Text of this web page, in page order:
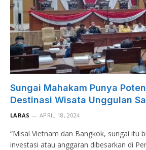
Sungai Mahakam Punya
Destinasi Wisata Unggulan
LARAS APRIL 18, 2024
“Misal Vietnam dan Bangkok, sungai itu
investasi atau anggaran dibesarkan di